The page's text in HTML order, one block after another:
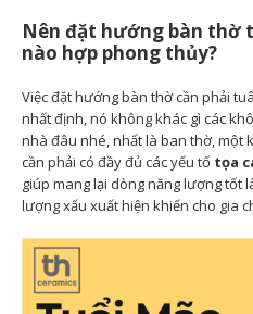
Nên đặt hướng bàn thờ
nào hợp phong thủy?
Việc đặt hướng bàn thờ cần phải
nhất định, nó không khác gì các
nhà đâu nhé, nhất là ban thờ, một
cần phải có đầy đủ các yếu tố tọa
giúp mang lại dòng năng lượng
lượng xấu xuất hiện khiến cho gia